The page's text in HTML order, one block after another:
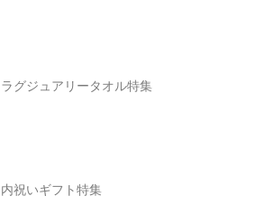
ラグジュアリータオル特集
内祝いギフト特集